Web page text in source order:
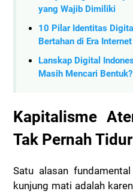
yang Wajib Dimiliki
10 Pilar Identitas
Bertahan di Era
Lanskap Digital
Masih Mencari Bentuk?
Kapitalisme
Tak Pernah Tidur
Satu alasan
kunjung mati adalah